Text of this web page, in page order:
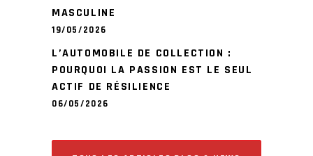
MASCULINE
19/05/2026
L’AUTOMOBILE DE COLLECTION :
POURQUOI LA PASSION EST LE SEUL
ACTIF DE RÉSILIENCE
06/05/2026